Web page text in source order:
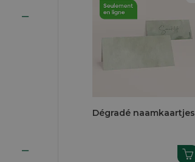
Dégradé naamkaartjes